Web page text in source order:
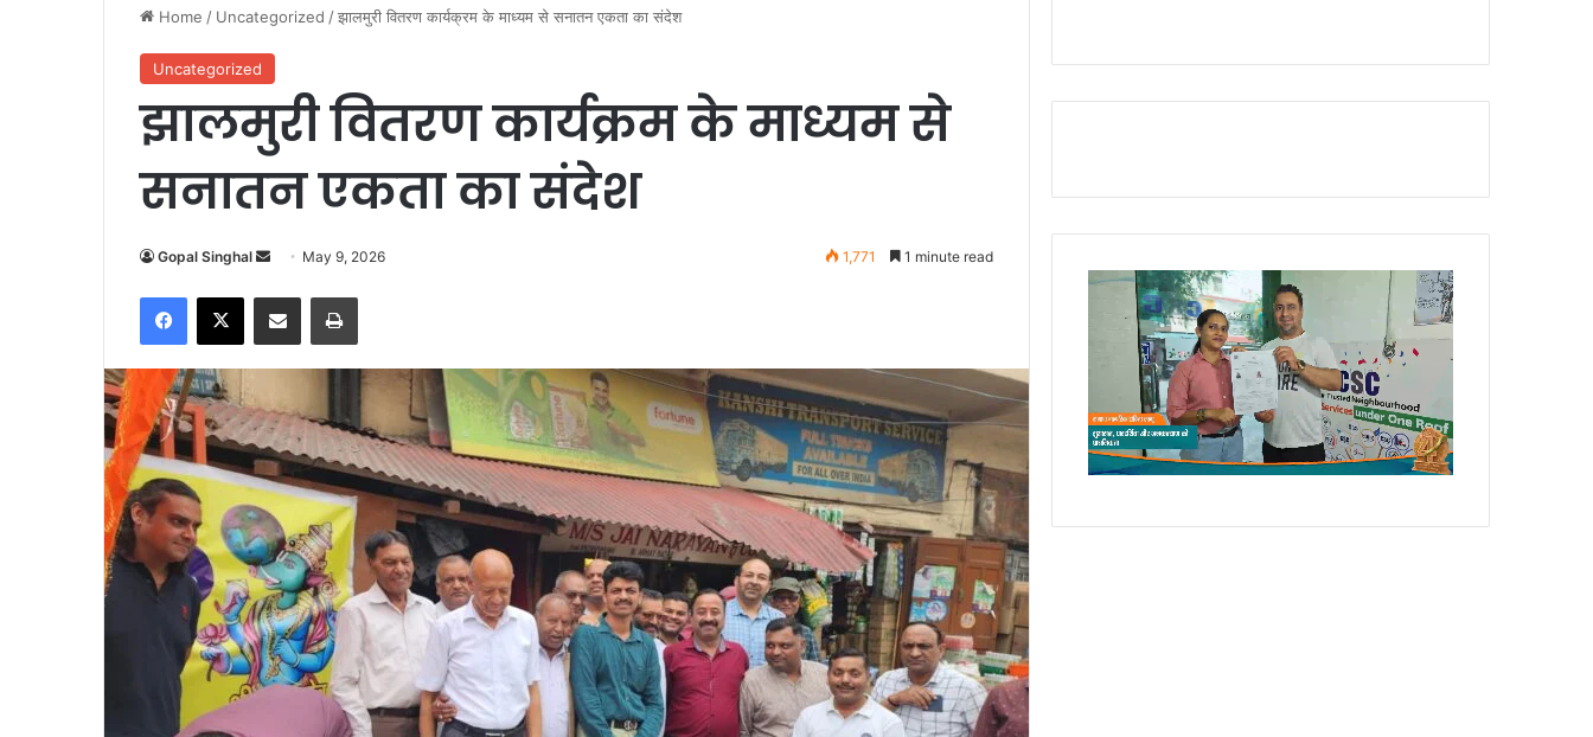
Home / Uncategorized /झालमुरी वितरण कार्यक्रम के माध्यम से सनातन एकता का संदेश
Uncategorized
झालमुरी वितरण कार्यक्रम के माध्यम से
सनातन एकता का संदेश
Gopal Singhal
n
d
a
e
m
a
i
l
May 9, 2026 1,771 1 minute read